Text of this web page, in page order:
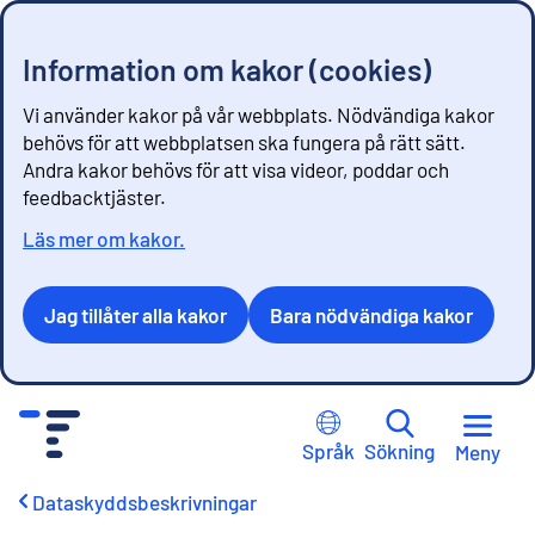
Information om kakor (cookies)
Vi använder kakor på vår webbplats. Nödvändiga kakor
behövs för att webbplatsen ska fungera på rätt sätt.
Andra kakor behövs för att visa videor, poddar och
feedbacktjäster.
Läs mer om kakor.
Jag tillåter alla kakor Bara nödvändiga kakor
Språk Sökning Meny
Dataskyddsbeskrivningar